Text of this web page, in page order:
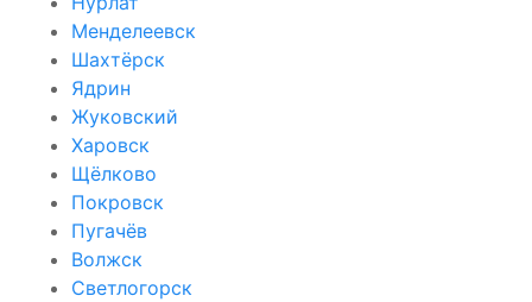
Менделеевск
Шахтёрск
Ядрин
Жуковский
Харовск
Щёлково
Покровск
Пугачёв
Волжск
Светлогорск